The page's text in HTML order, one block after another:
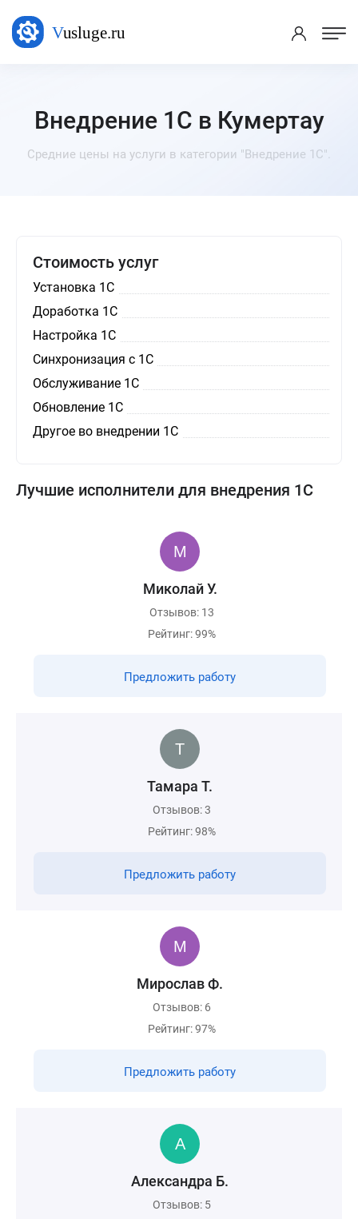
Внедрение 1C в Кумертау
Средние цены на услуги в категории "Внедрение 1C".
Стоимость услуг
Установка 1С
Доработка 1С
Настройка 1С
Синхронизация с 1С
Обслуживание 1С
Обновление 1С
Другое во внедрении 1С
Лучшие исполнители для внедрения 1С
Миколай У.
Отзывов: 13
Рейтинг: 99%
Предложить работу
Тамара Т.
Отзывов: 3
Рейтинг: 98%
Предложить работу
Мирослав Ф.
Отзывов: 6
Рейтинг: 97%
Предложить работу
Александра Б.
Отзывов: 5